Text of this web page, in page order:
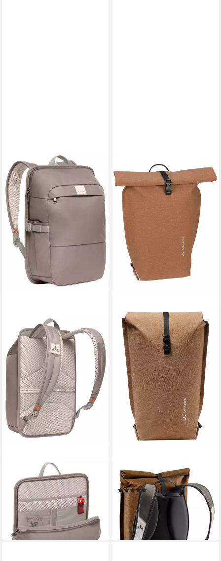
Cityrucksack Coreway Pack
10, Daypack Stadtrucksack
ab 90,00 €
leider ausverkauft
VAUDE
Rucksack Planegg
(1)
100,00 €
leider ausverkauft